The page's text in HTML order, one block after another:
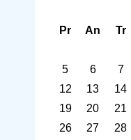
Pr
An Tr
5
6 7
12
13 14
19
20 21
26
27 28